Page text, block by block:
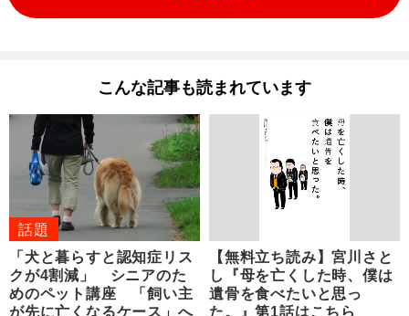
こんな記事も読まれています
話題
「犬と暮らすと認知症リス
クが4割減」 シニアのた
めのペット講座 「飼い主
が先に亡くなるケース」へ
【無料立ち読み】宮川さと
し『母を亡くした時、僕は
遺骨を食べたいと思っ
た。』第1話はこちら